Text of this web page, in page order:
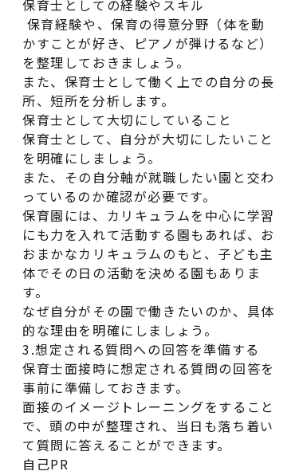
保育士としての経験やスキル
保育経験や、保育の得意分野（体を動
かすことが好き、ピアノが弾けるなど）
を整理しておきましょう。
また、保育士として働く上での自分の長
所、短所を分析します。
保育士として大切にしていること
保育士として、自分が大切にしたいこと
を明確にしましょう。
また、その自分軸が就職したい園と交わ
っているのか確認が必要です。
保育園には、カリキュラムを中心に学習
にも力を入れて活動する園もあれば、お
おまかなカリキュラムのもと、子ども主
体でその日の活動を決める園もありま
す。
なぜ自分がその園で働きたいのか、具体
的な理由を明確にしましょう。
3.想定される質問への回答を準備する
保育士面接時に想定される質問の回答を
事前に準備しておきます。
面接のイメージトレーニングをすること
で、頭の中が整理され、当日も落ち着い
て質問に答えることができます。
自己PR